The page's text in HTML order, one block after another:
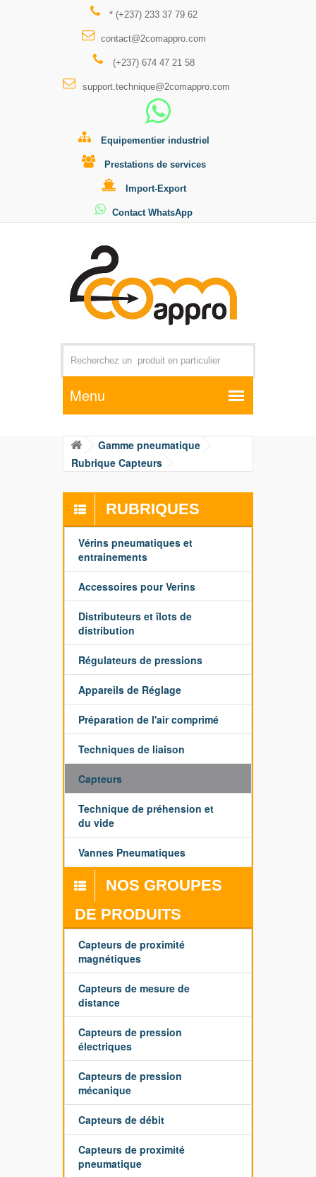
* (+237) 233 37 79 62
contact@2comappro.com
(+237) 674 47 21 58
support.technique@2comappro.com
Equipementier industriel
Prestations de services
Import-Export
Contact WhatsApp
Par exemple +distributeur +CD01
Gamme pneumatique
Rubrique Capteurs
RUBRIQUES
Vérins pneumatiques et
entrainements
Accessoires pour Verins
Distributeurs et îlots de
distribution
Régulateurs de pressions
Appareils de Réglage
Préparation de l'air comprimé
Techniques de liaison
Capteurs
Technique de préhension et
du vide
Vannes Pneumatiques
NOS GROUPES
DE PRODUITS
Capteurs de proximité
magnétiques
Capteurs de mesure de
distance
Capteurs de pression
électriques
Capteurs de pression
mécanique
Capteurs de débit
Capteurs de proximité
pneumatique